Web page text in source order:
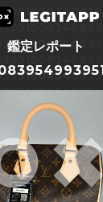
鑑定レポート